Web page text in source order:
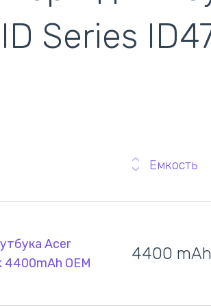
Series
Емкость
Acer
4400mAh OEM
4400 mAh